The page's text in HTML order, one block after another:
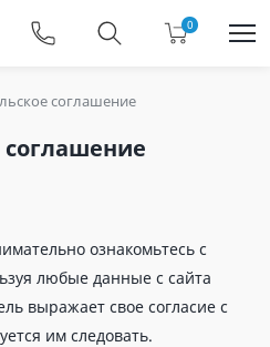
0
соглашение
соглашение
ознакомьтесь с
любые данные с сайта
выражает свое согласие с
им следовать.